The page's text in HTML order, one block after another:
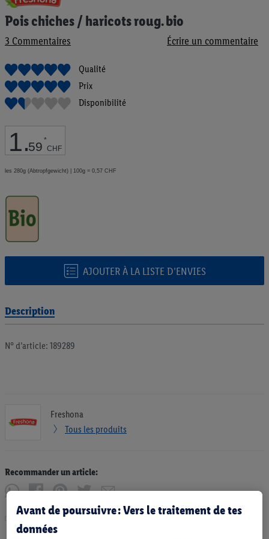
Pois chiches / haricots roug. bio
3 Commentaires Écrire un commentaire
Qualité
Prix
Disponibilité
1.59 *
CHF
les 280g (Abtropfgewicht) | 100g = 0,57 CHF
AJOUTER À LA LISTE D’ENVIES
au
début
la
d’images
Description
N° d’article: 189289
Freshona
Tous les produits
Recommander un article:
Avant de poursuivre : Vers le traitement de tes
données